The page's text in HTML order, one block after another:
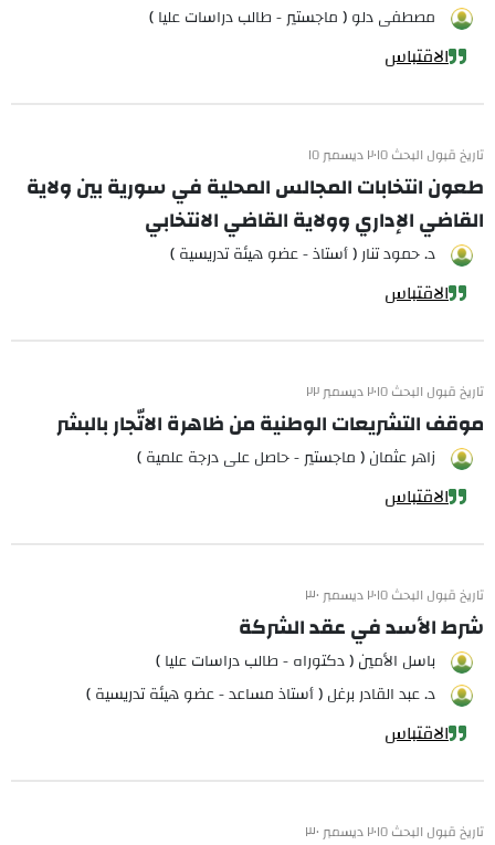
مصطفى دلو ( ماجستير - طالب دراسات عليا )
الاقتباس
تاريخ قبول البحث ٢٠١٥ ديسمبر ١٥
طعون انتخابات المجالس المحلية في سورية بين ولاية
القاضي الإداري وولاية القاضي الانتخابي
د. حمود تنار ( أستاذ - عضو هيئة تدريسية )
الاقتباس
تاريخ قبول البحث ٢٠١٥ ديسمبر ٢٢
موقف التشريعات الوطنية من ظاهرة الاتّجار بالبشر
زاهر عثمان ( ماجستير - حاصل على درجة علمية )
الاقتباس
تاريخ قبول البحث ٢٠١٥ ديسمبر ٣٠
شرط الأسد في عقد الشركة
باسل الأمين ( دكتوراه - طالب دراسات عليا )
د. عبد القادر برغل ( أستاذ مساعد - عضو هيئة تدريسية )
الاقتباس
تاريخ قبول البحث ٢٠١٥ ديسمبر ٣٠